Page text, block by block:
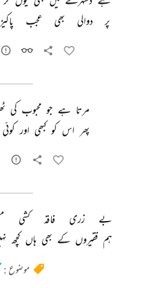
پر
دوالی بھی عجب
مرتا ہے جو محبوب کی
پھر اس کو کبھی اور کوئی
بے زری فاقہ کشی
ہم فقیروں کے بھی ہاں کچھ
موضوع :